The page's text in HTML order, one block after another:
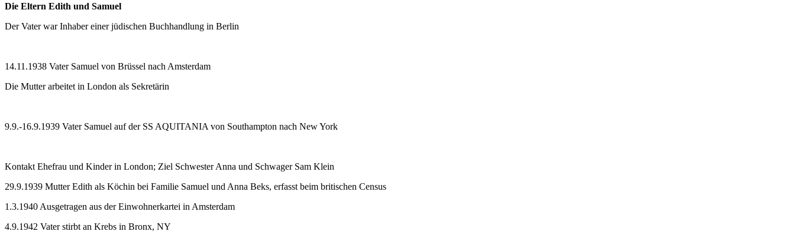
Die Eltern Edith und Samuel
Der Vater war Inhaber einer jüdischen Buchhandlung in Berlin
14.11.1938 Vater Samuel von Brüssel nach Amsterdam
Die Mutter arbeitet in London als Sekretärin
9.9.-16.9.1939 Vater Samuel auf der SS AQUITANIA von Southampton nach New York
Kontakt Ehefrau und Kinder in London; Ziel Schwester Anna und Schwager Sam Klein
29.9.1939 Mutter Edith als Köchin bei Familie Samuel und Anna Beks, erfasst beim britischen Census
1.3.1940 Ausgetragen aus der Einwohnerkartei in Amsterdam
4.9.1942 Vater stirbt an Krebs in Bronx, NY